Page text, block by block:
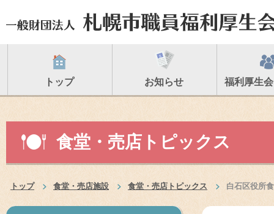
トップ お知らせ 福利厚生
食堂・売店トピックス
トップ 食堂・売店施設 食堂・売店トピックス 白石区役所